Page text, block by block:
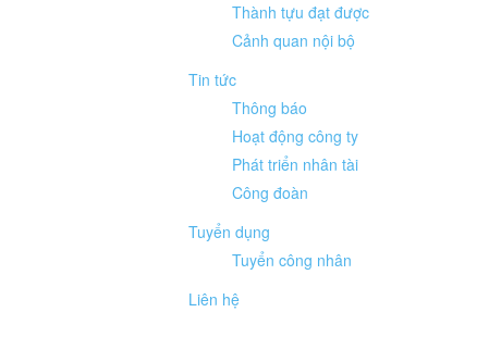
Thành tựu đạt được
Cảnh quan nội bộ
Tin tức
Thông báo
Hoạt động công ty
Phát triển nhân tài
Công đoàn
Tuyển dụng
Tuyển công nhân
Liên hệ